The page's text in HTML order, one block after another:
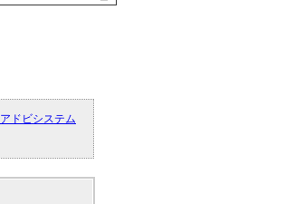
アドビシステム